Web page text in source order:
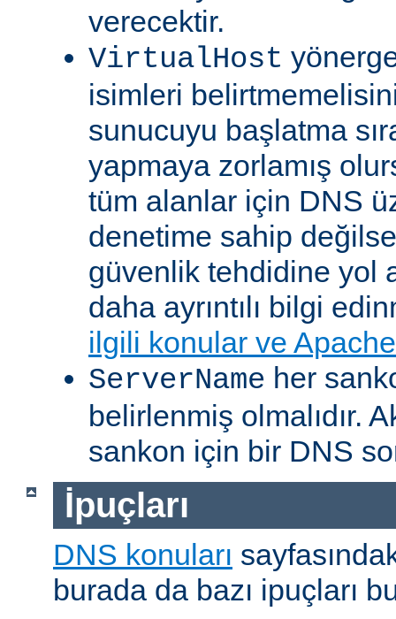
verecektir.
VirtualHost
isimleri
sunucuyu başlatma
yapmaya zorlamış
tüm alanlar için DNS
denetime sahip
güvenlik tehdidine yol
daha ayrıntılı bilgi
ilgili konular ve Apache
ServerName her
belirlenmiş olmalıdır.
sankon için bir DNS
İpuçları
DNS konuları
burada da bazı ipuçları